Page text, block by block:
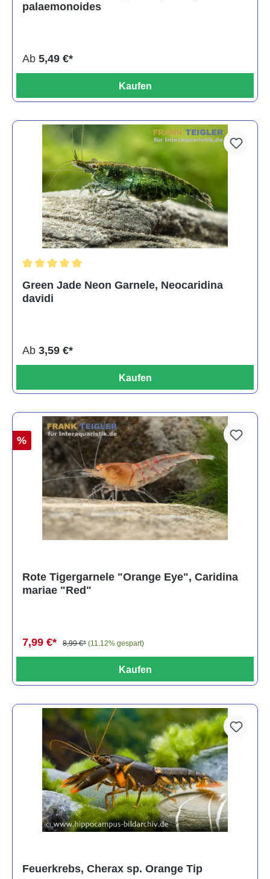
palaemonoides
Ab 5,49 €*
Kaufen
Green Jade Neon Garnele, Neocaridina
davidi
Ab 3,59 €*
Kaufen
%
Rote Tigergarnele "Orange Eye", Caridina
mariae "Red"
7,99 €* 8,99 €* (11.12% gespart)
Kaufen
Feuerkrebs, Cherax sp. Orange Tip